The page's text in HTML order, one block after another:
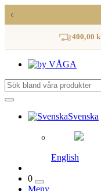
‹
400,00
Svenska
English
0
Meny